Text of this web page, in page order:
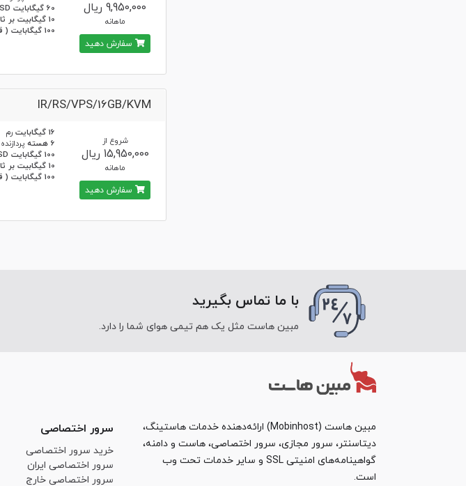
60 گیگابایت SSD
10 گیگابیت بر ثانیه
100 گیگابایت ( قابل تغییر )
9,950,000 ریال
ماهانه
سفارش دهید
IR/RS/VPS/16GB/KVM
16 گیگابایت
رم
6 هسته
پردازنده
100 گیگابایت SSD
10 گیگابیت بر ثانیه
100 گیگابایت ( قابل تغییر )
شروع از
15,950,000 ریال
ماهانه
سفارش دهید
با ما تماس بگیرید
مبین هاست مثل یک هم تیمی هوای شما را دارد.
مبین هاست (Mobinhost) ارائه‌دهنده خدمات هاستینگ،
دیتاسنتر، سرور مجازی، سرور اختصاصی، هاست و دامنه،
گواهینامه‌های امنیتی SSL و سایر خدمات تحت وب
است.
سرور اختصاصی
خرید سرور اختصاصی
سرور اختصاصی ایران
سرور اختصاصی خارج